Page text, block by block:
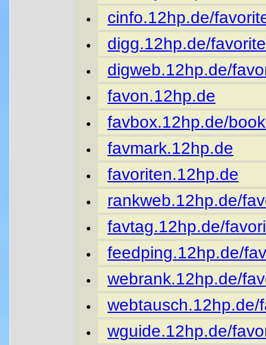
cinfo.12hp.de/
digg.12hp.de/
digweb.12hp.de/
favon.12hp.de
favbox.12hp.de/
favmark.12hp.de
favoriten.12hp.de
rankweb.12hp.de/
favtag.12hp.de/
feedping.12hp.de/
webrank.12hp.de/
webtausch.12hp.de/
wguide.12hp.de/